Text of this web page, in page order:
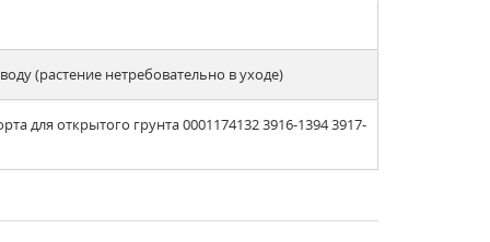
(растение нетребовательно в уходе)
для открытого грунта 0001174132 3916-1394 3917-